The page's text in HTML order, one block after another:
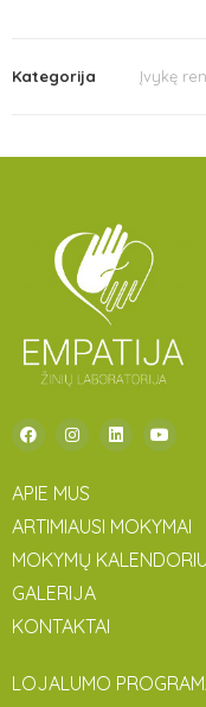
Kategorija Įvykę
APIE MUS
ARTIMIAUSI MOKYMAI
MOKYMŲ
GALERIJA
KONTAKTAI
LOJALUMO